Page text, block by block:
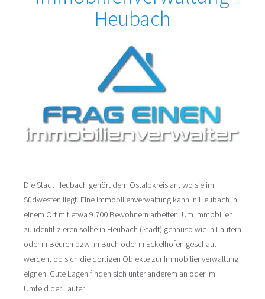
Heubach
Die Stadt Heubach gehört dem Ostalbkreis an, wo sie im
Südwesten liegt. Eine Immobilienverwaltung kann in Heubach in
einem Ort mit etwa 9.700 Bewohnern arbeiten. Um Immobilien
zu identifizieren sollte in Heubach (Stadt) genauso wie in Lautern
oder in Beuren bzw. in Buch oder in Eckelhofen geschaut
werden, ob sich die dortigen Objekte zur Immobilienverwaltung
eignen. Gute Lagen finden sich unter anderem an oder im
Umfeld der Lauter.